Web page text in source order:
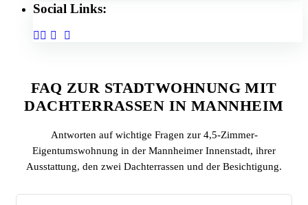
Social Links:
FAQ ZUR STADTWOHNUNG MIT
DACHTERRASSEN IN MANNHEIM
Antworten auf wichtige Fragen zur 4,5-Zimmer-
Eigentumswohnung in der Mannheimer Innenstadt, ihrer
Ausstattung, den zwei Dachterrassen und der Besichtigung.